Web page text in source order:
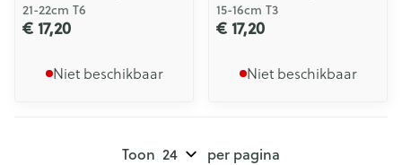
21-22cm T6
€ 17,20
Niet beschikbaar
15-16cm T3
€ 17,20
Niet beschikbaar
Toon per pagina